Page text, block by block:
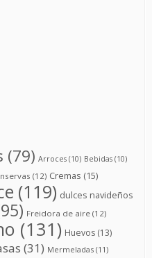
(79) Arroces (10) Bebidas (10)
(12) Cremas (15)
(119) dulces navideños
Freidora de aire (12)
(131) Huevos (13)
(31) Mermeladas (11)